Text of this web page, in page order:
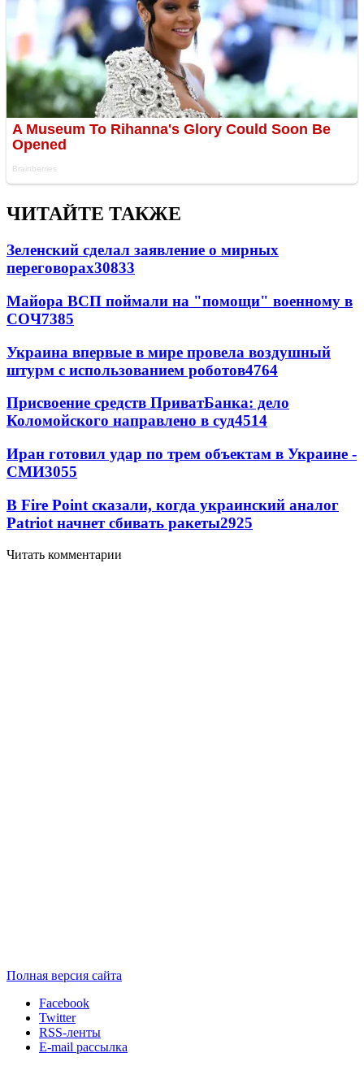
ЧИТАЙТЕ ТАКЖЕ
Зеленский сделал заявление о мирных
переговорах30833
Майора ВСП поймали на "помощи" военному в
СОЧ7385
Украина впервые в мире провела воздушный
штурм с использованием роботов4764
Присвоение средств ПриватБанка: дело
Коломойского направлено в суд4514
Иран готовил удар по трем объектам в Украине -
СМИ3055
В Fire Point сказали, когда украинский аналог
Patriot начнет сбивать ракеты2925
Читать комментарии
Полная версия сайта
Facebook
Twitter
RSS-ленты
E-mail рассылка